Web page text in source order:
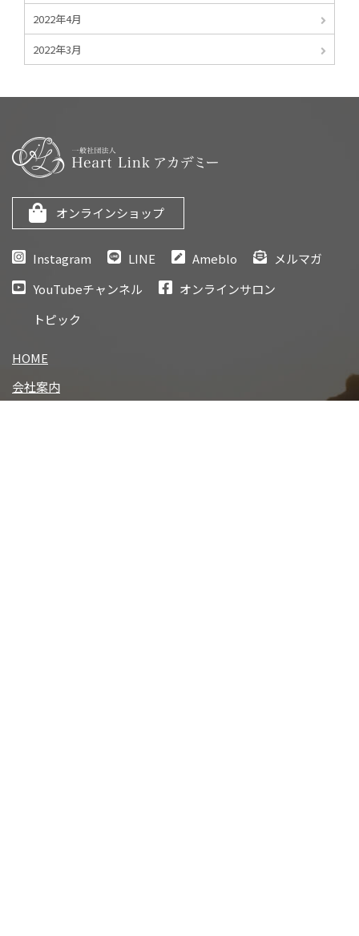
2022年4月
2022年3月
オンラインショップ
Instagram LINE Ameblo
メルマガ
YouTubeチャンネル
オンラインサロン
トピック
HOME
会社案内